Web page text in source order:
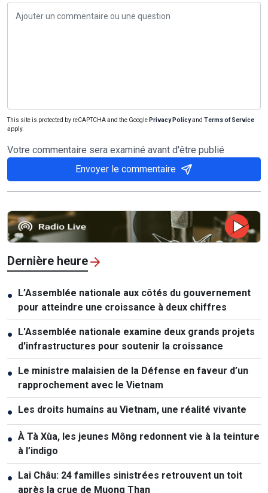
This site is protected by reCAPTCHA and the Google Privacy Policyand Terms of Service
apply.
Votre commentaire sera examiné avant d'être publié
Envoyer le commentaire
Dernière heure
● L’Assemblée nationale aux côtés du gouvernement
pour atteindre une croissance à deux chiffres
● L'Assemblée nationale examine deux grands projets
d'infrastructures pour soutenir la croissance
● Le ministre malaisien de la Défense en faveur d’un
rapprochement avec le Vietnam
● Les droits humains au Vietnam, une réalité vivante
● À Tà Xùa, les jeunes Mông redonnent vie à la teinture
à l’indigo
● Lai Châu: 24 familles sinistrées retrouvent un toit
après la crue de Muong Than